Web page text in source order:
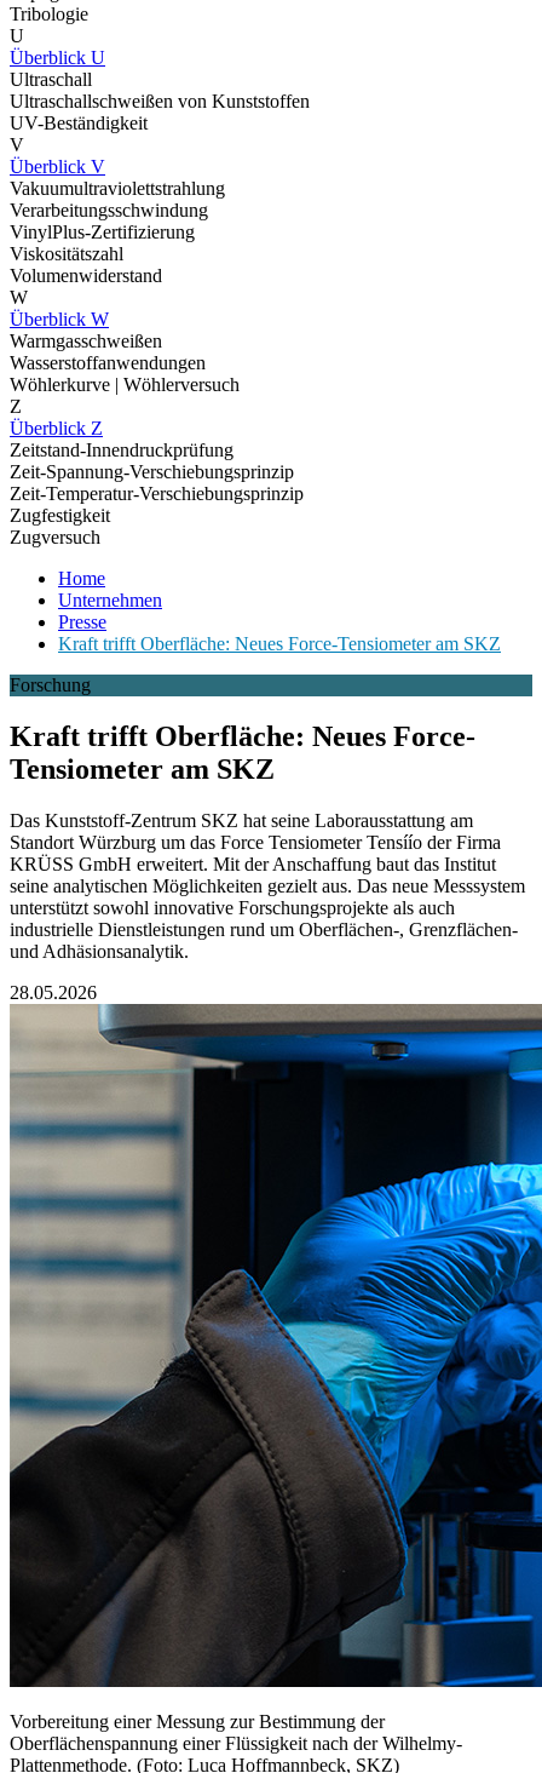
Tribologie
U
Überblick U
Ultraschall
Ultraschallschweißen von Kunststoffen
UV-Beständigkeit
V
Überblick V
Vakuumultraviolettstrahlung
Verarbeitungsschwindung
VinylPlus-Zertifizierung
Viskositätszahl
Volumenwiderstand
W
Überblick W
Warmgasschweißen
Wasserstoffanwendungen
Wöhlerkurve | Wöhlerversuch
Z
Überblick Z
Zeitstand-Innendruckprüfung
Zeit-Spannung-Verschiebungsprinzip
Zeit-Temperatur-Verschiebungsprinzip
Zugfestigkeit
Zugversuch
Home
Unternehmen
Presse
Kraft trifft Oberfläche: Neues Force-Tensiometer am SKZ
Forschung
Kraft trifft Oberfläche: Neues Force-
Tensiometer am SKZ
Das Kunststoff-Zentrum SKZ hat seine Laborausstattung am
Standort Würzburg um das Force Tensiometer Tensíío der Firma
KRÜSS GmbH erweitert. Mit der Anschaffung baut das Institut
seine analytischen Möglichkeiten gezielt aus. Das neue Messsystem
unterstützt sowohl innovative Forschungsprojekte als auch
industrielle Dienstleistungen rund um Oberflächen-, Grenzflächen-
und Adhäsionsanalytik.
28.05.2026
Vorbereitung einer Messung zur Bestimmung der
Oberflächenspannung einer Flüssigkeit nach der Wilhelmy-
Plattenmethode. (Foto: Luca Hoffmannbeck, SKZ)